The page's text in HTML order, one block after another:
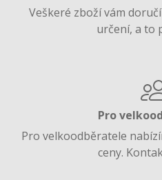
Veškeré zboží vám
určení, a to
Pro
Pro velkoodběratele
ceny.